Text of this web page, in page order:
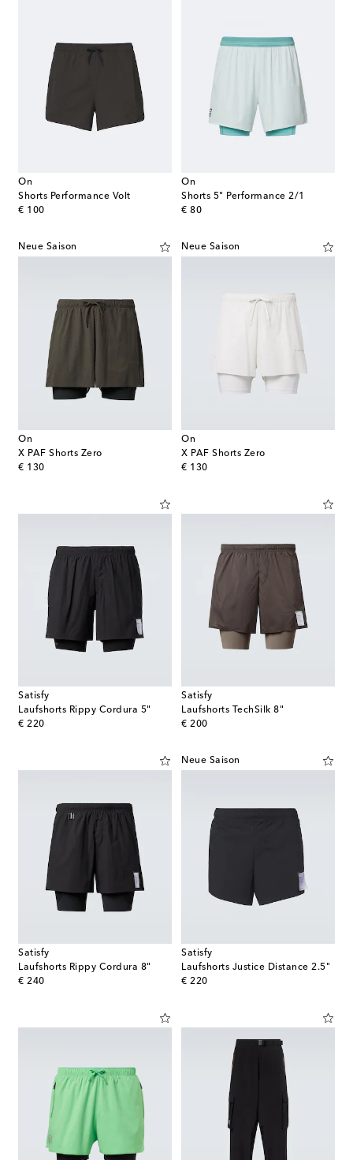
On
Shorts Performance Volt
€ 100
original price
On
Shorts 5" Performance 2/1
€ 80
original price
Neue Saison
On
X PAF Shorts Zero
€ 130
original price
Neue Saison
On
X PAF Shorts Zero
€ 130
original price
Satisfy
Laufshorts Rippy Cordura 5"
€ 220
original price
Satisfy
Laufshorts TechSilk 8"
€ 200
original price
Satisfy
Laufshorts Rippy Cordura 8"
€ 240
original price
Neue Saison
Satisfy
Laufshorts Justice Distance 2.5"
€ 220
original price